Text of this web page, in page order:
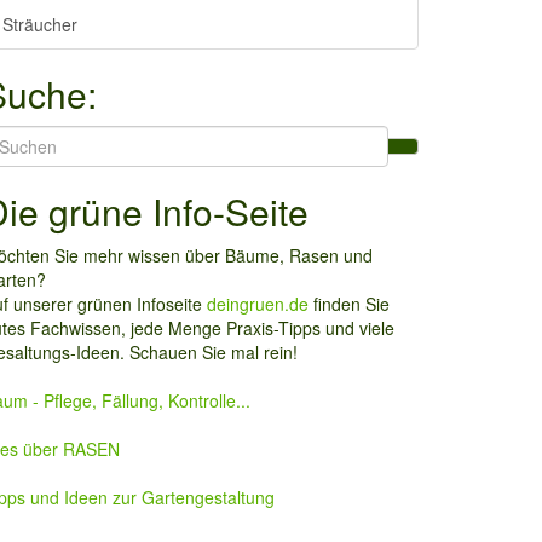
Sträucher
grüne Info-Seite
Sie mehr wissen über Bäume, Rasen und
unserer grünen Infoseite deingruen.de finden Sie
Fachwissen, jede Menge Praxis-Tipps und viele
Ideen. Schauen Sie mal rein!
- Pflege, Fällung, Kontrolle...
über RASEN
und Ideen zur Gartengestaltung